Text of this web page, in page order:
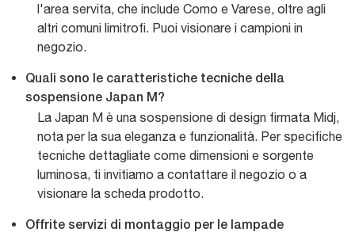
l'area servita, che include Como e Varese, oltre agli
altri comuni limitrofi. Puoi visionare i campioni in
negozio.
Quali sono le caratteristiche tecniche della
sospensione Japan M?
La Japan M è una sospensione di design firmata Midj,
nota per la sua eleganza e funzionalità. Per specifiche
tecniche dettagliate come dimensioni e sorgente
luminosa, ti invitiamo a contattare il negozio o a
visionare la scheda prodotto.
Offrite servizi di montaggio per le lampade